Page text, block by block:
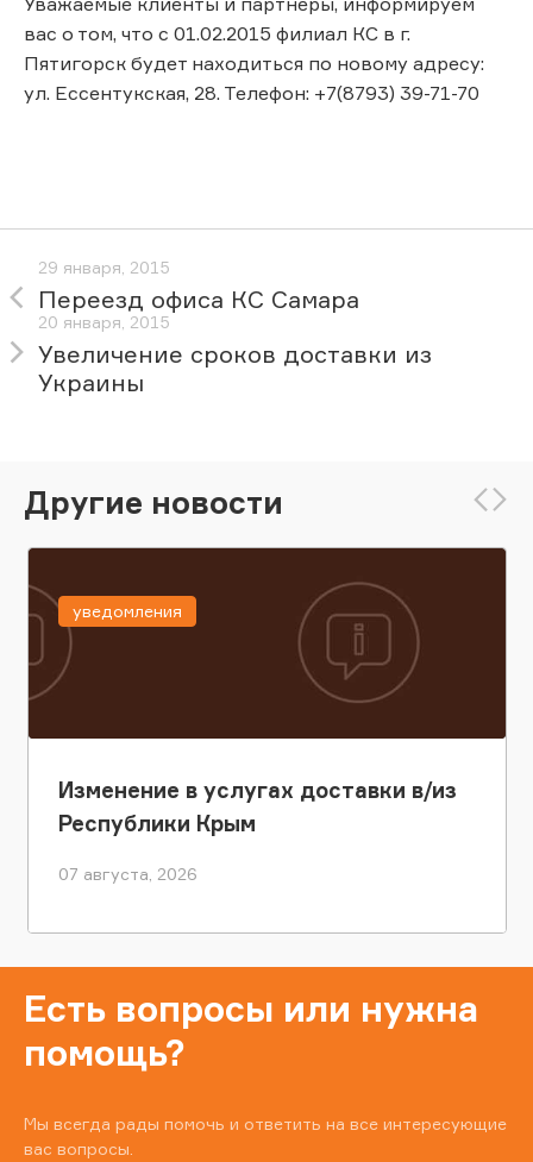
вас о том, что с 01.02.2015 филиал КС в г.
Пятигорск будет находиться по новому адресу:
ул. Ессентукская, 28. Телефон: +7(8793) 39-71-70
29 января, 2015
Переезд офиса КС Самара
20 января, 2015
Увеличение сроков доставки из
Украины
Другие новости
Изменение в услугах доставки в/из
Республики Крым
07 августа, 2026
уведомления
Есть вопросы или нужна
помощь?
Мы всегда рады помочь и ответить на все интересующие
вас вопросы.